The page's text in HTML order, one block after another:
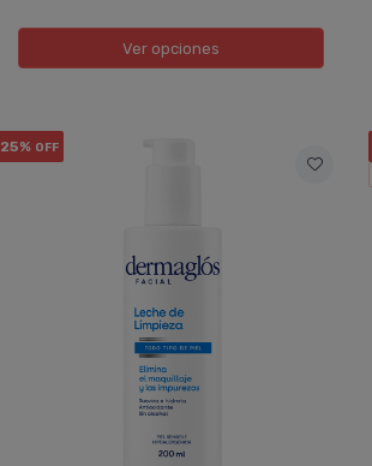
Ver opciones
25% OFF